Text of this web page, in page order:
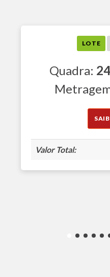
LOTE
Quadra: 24
Valor Total: